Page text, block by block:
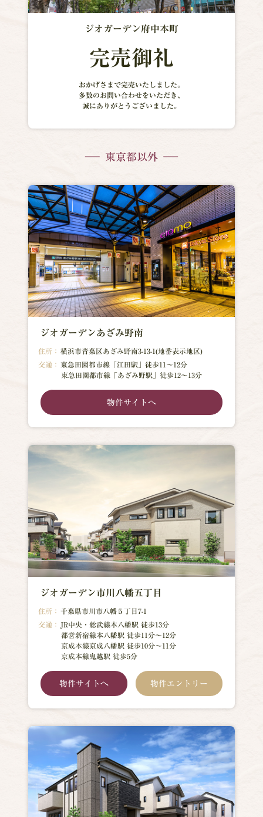
ジオガーデン府中本町
完売御礼
おかげさまで完売いたしました。
多数のお問い合わせをいただき、
誠にありがとうございました。
東京都以外
ジオガーデンあざみ野南
住所：
横浜市青葉区あざみ野南3-13-1(地番表示地区)
交通：
東急田園都市線「江田駅」徒歩11～12分
東急田園都市線「あざみ野駅」徒歩12～13分
物件サイトへ
ジオガーデン市川八幡五丁目
住所：
千葉県市川市八幡５丁目7-1
交通：
JR中央・総武線本八幡駅 徒歩13分
都営新宿線本八幡駅 徒歩11分～12分
京成本線京成八幡駅 徒歩10分～11分
京成本線鬼越駅 徒歩5分
物件サイトへ 物件エントリー